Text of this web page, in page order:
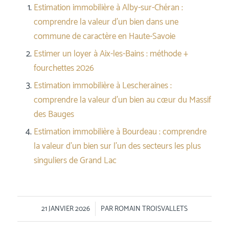
Estimation immobilière à Alby-sur-Chéran :
comprendre la valeur d’un bien dans une
commune de caractère en Haute-Savoie
Estimer un loyer à Aix-les-Bains : méthode +
fourchettes 2026
Estimation immobilière à Lescheraines :
comprendre la valeur d’un bien au cœur du Massif
des Bauges
Estimation immobilière à Bourdeau : comprendre
la valeur d’un bien sur l’un des secteurs les plus
singuliers de Grand Lac
21 JANVIER 2026
/ PARROMAIN TROISVALLETS